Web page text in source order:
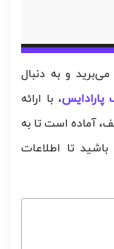
می‌برید و به دنبال
پارادایس، با ارائه
آماده است تا به
تا اطلاعات